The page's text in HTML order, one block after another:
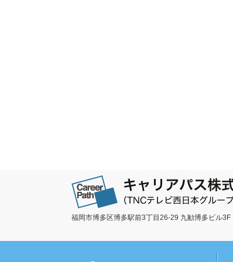
福岡市博多区博多駅前3丁目26-29 九勧博多ビル